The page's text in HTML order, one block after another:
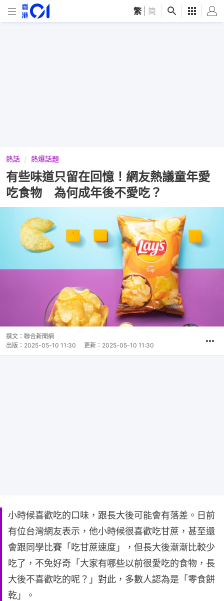
繁 简
熱話 熱爆話題
有些味道只留在回憶！網友熱議童年愛
吃食物 為何成年後不愛吃？
撰文： 聯合新聞網
出版： 2025-05-10 11:30 更新： 2025-05-10 11:30
小時候喜歡吃的口味，跟長大後可能會有落差。日前
有位台灣網友表示，他小時候很喜歡吃甘蔗，甚至還
會跟同學比賽「吃甘蔗速度」，但長大後漸漸比較少
吃了，不免好奇「大家有哪些以前很愛吃的食物，長
大後不喜歡吃的呢？」對此，多數人認為是「零食餅
乾」。